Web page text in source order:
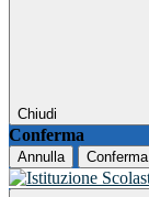
Chiudi
Conferma
Annulla Conferma